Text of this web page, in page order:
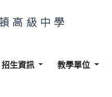
招生資訊 教學單位